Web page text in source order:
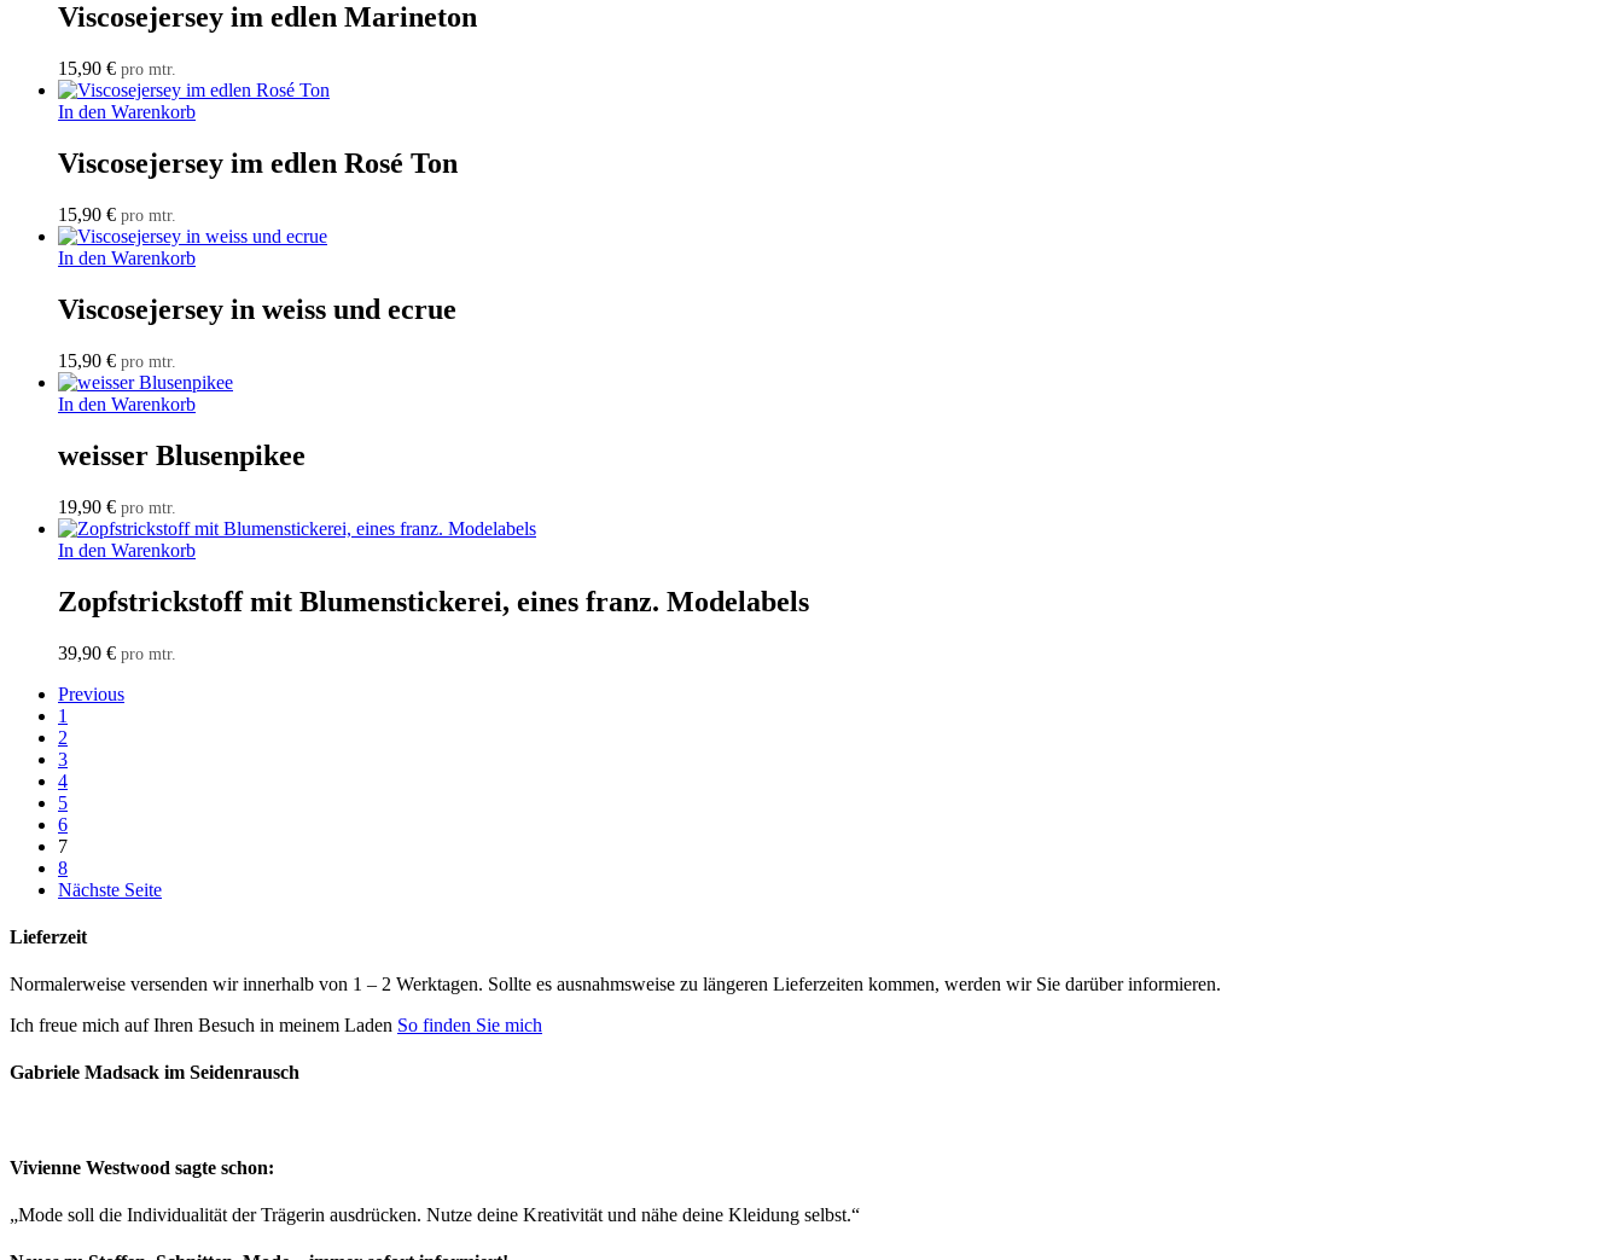
Viscosejersey im edlen Marineton
15,90 € pro mtr.
In den Warenkorb
Viscosejersey im edlen Rosé Ton
15,90 € pro mtr.
In den Warenkorb
Viscosejersey in weiss und ecrue
15,90 € pro mtr.
In den Warenkorb
weisser Blusenpikee
19,90 € pro mtr.
In den Warenkorb
Zopfstrickstoff mit Blumenstickerei, eines franz. Modelabels
39,90 € pro mtr.
Previous
1
2
3
4
5
6
7
8
Nächste Seite
Lieferzeit
Normalerweise versenden wir innerhalb von 1 – 2 Werktagen. Sollte es ausnahmsweise zu längeren Lieferzeiten kommen, werden wir Sie darüber informieren.
Ich freue mich auf Ihren Besuch in meinem Laden So finden Sie mich
Gabriele Madsack im Seidenrausch
Vivienne Westwood sagte schon:
„Mode soll die Individualität der Trägerin ausdrücken. Nutze deine Kreativität und nähe deine Kleidung selbst.“